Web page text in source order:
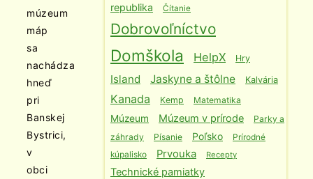
múzeum
máp
sa
nachádza
hneď
pri
Banskej
Bystrici,
v
obci
republika
Čítanie
Dobrovoľníctvo
Domškola HelpX Hry
Island Jaskyne a štôlne Kalvária
Kanada Kemp Matematika
Múzeum Múzeum v prírode
Parky a
záhrady
Písanie Poľsko
Prírodné
kúpalisko
Prvouka Recepty
Technické pamiatky